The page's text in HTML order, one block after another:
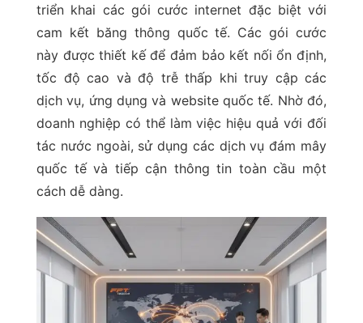
triển khai các gói cước internet đặc biệt với
cam kết băng thông quốc tế. Các gói cước
này được thiết kế để đảm bảo kết nối ổn định,
tốc độ cao và độ trễ thấp khi truy cập các
dịch vụ, ứng dụng và website quốc tế. Nhờ đó,
doanh nghiệp có thể làm việc hiệu quả với đối
tác nước ngoài, sử dụng các dịch vụ đám mây
quốc tế và tiếp cận thông tin toàn cầu một
cách dễ dàng.